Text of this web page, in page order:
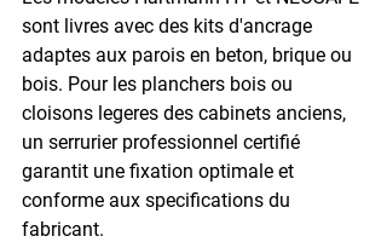
sont livres avec des kits d'ancrage
adaptes aux parois en beton, brique ou
bois. Pour les planchers bois ou
cloisons legeres des cabinets anciens,
un serrurier professionnel certifié
garantit une fixation optimale et
conforme aux specifications du
fabricant.